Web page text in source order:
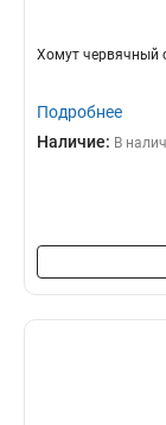
Хомут червячный
Подробнее
Наличие: В